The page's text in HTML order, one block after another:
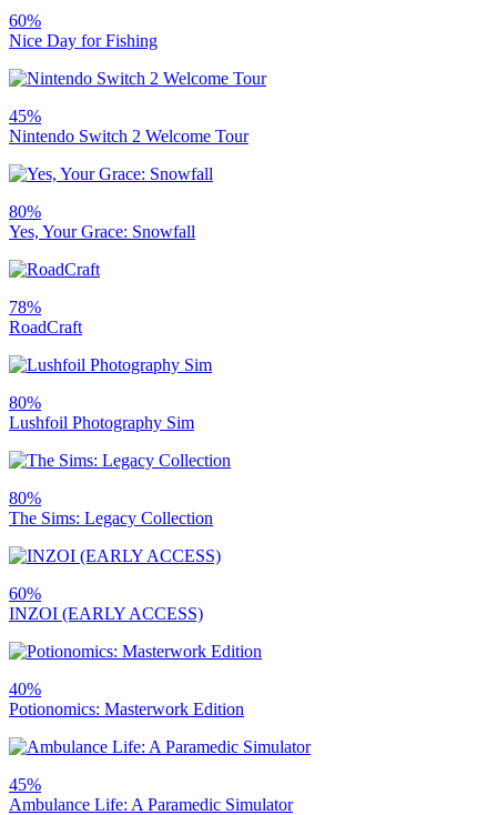
60%
Nice Day for Fishing
45%
Nintendo Switch 2 Welcome Tour
80%
Yes, Your Grace: Snowfall
78%
RoadCraft
80%
Lushfoil Photography Sim
80%
The Sims: Legacy Collection
60%
INZOI (EARLY ACCESS)
40%
Potionomics: Masterwork Edition
45%
Ambulance Life: A Paramedic Simulator